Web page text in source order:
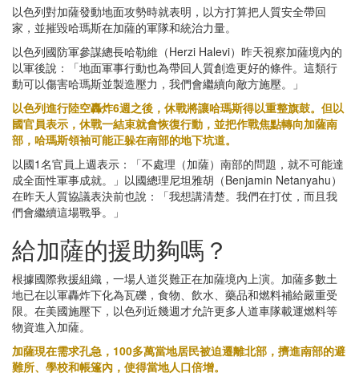
以色列對加薩發動地面攻勢時就表明，以方打算把人質安全帶回
家，並摧毀哈瑪斯在加薩的軍隊和統治力量。
以色列國防軍參謀總長哈勒維（Herzi Halevi）昨天視察加薩境內的
以軍後說：「地面軍事行動也為帶回人質創造更好的條件。這類行
動可以傷害哈瑪斯並製造壓力，我們會繼續向敵方施壓。」
以色列進行陸空轟炸6週之後，休戰將讓哈瑪斯得以重整旗鼓。但以
國官員表示，休戰一結束就會恢復行動，並把作戰焦點轉向加薩南
部，哈瑪斯領袖可能正躲在南部的地下坑道。
以國1名官員上週表示：「不處理（加薩）南部的問題，就不可能達
成全面性軍事成就。」以國總理尼坦雅胡（Benjamin Netanyahu）
在昨天人質協議表決前也說：「我想講清楚。我們在打仗，而且我
們會繼續這場戰爭。」
給加薩的援助夠嗎？
根據國際救援組織，一場人道災難正在加薩境內上演。加薩多數土
地已在以軍轟炸下化為瓦礫，食物、飲水、藥品和燃料補給嚴重受
限。在美國施壓下，以色列近幾週才允許更多人道車隊載運燃料等
物資進入加薩。
加薩現在需求孔急，100多萬當地居民被迫遷離北部，擠進南部的避
難所、學校和帳篷內，使得當地人口倍增。